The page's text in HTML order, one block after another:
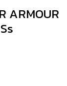
ARMOUR